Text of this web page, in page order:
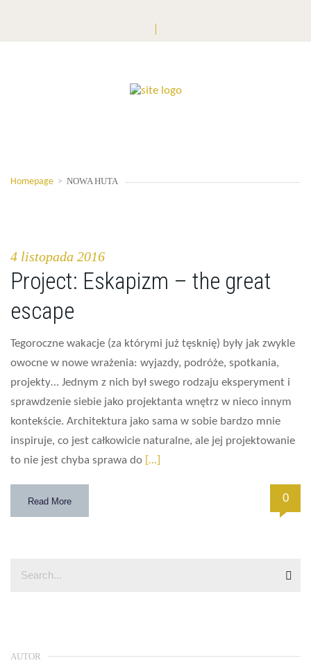
Homepage > NOWA HUTA
4 listopada 2016
Project: Eskapizm – the great
escape
Tegoroczne wakacje (za którymi już tęsknię) były jak zwykle
owocne w nowe wrażenia: wyjazdy, podróże, spotkania,
projekty… Jednym z nich był swego rodzaju eksperyment i
sprawdzenie siebie jako projektanta wnętrz w nieco innym
kontekście. Architektura jako sama w sobie bardzo mnie
inspiruje, co jest całkowicie naturalne, ale jej projektowanie
to nie jest chyba sprawa do […]
Read More 0
AUTOR